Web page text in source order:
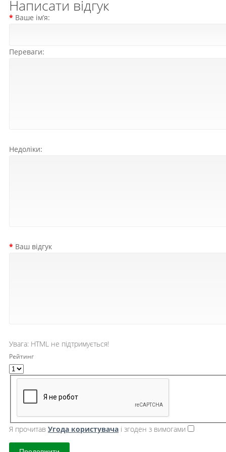
Написати відгук
Ваше ім’я:
Переваги:
Недоліки:
Ваш відгук
Увага: HTML не підтримується!
Рейтинг
Я прочитав Угода користувача і згоден з вимогами